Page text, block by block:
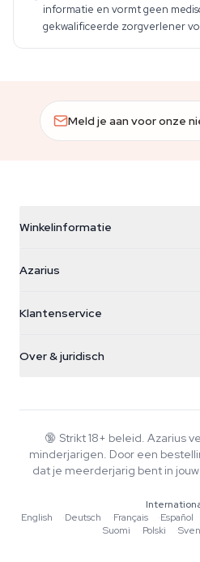
informatie en vormt geen
gekwalificeerde zorgverlener
Meld je aan voor onze
Winkelinformatie
Galvaniweg 11
Nederland
+31(0)204897914
Azarius
Smokeshop
Klantenservice
Retourbeleid
Veelgestelde vragen
Privacybeleid
Over & juridisch
Wiki
Schrijvers
Tools & Calculators
🔞 Strikt 18+ beleid. Azarius
minderjarigen. Door een
dat je meerderjarig bent in
English
·Deutsch ·Français ·Español
Suomi
·Polski ·